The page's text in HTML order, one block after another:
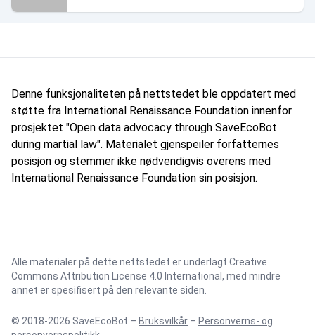
Denne funksjonaliteten på nettstedet ble oppdatert med
støtte fra International Renaissance Foundation innenfor
prosjektet "Open data advocacy through SaveEcoBot
during martial law". Materialet gjenspeiler forfatternes
posisjon og stemmer ikke nødvendigvis overens med
International Renaissance Foundation sin posisjon.
Alle materialer på dette nettstedet er underlagt Creative
Commons Attribution License 4.0 International , med mindre
annet er spesifisert på den relevante siden.
© 2018-2026 SaveEcoBot – Bruksvilkår – Personverns- og